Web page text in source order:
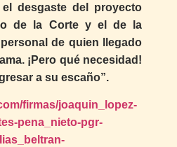
desgaste del proyecto
de la Corte y el de la
de quien llegado
¡Pero qué necesidad!
a su escaño”.
firmas/joaquin_lopez-
pena_nieto-pgr-